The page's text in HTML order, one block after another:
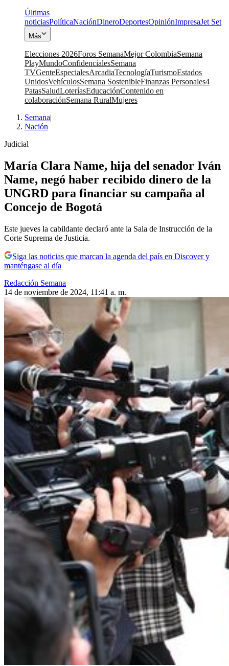
Últimas
noticiasPolíticaNaciónDineroDeportesOpiniónImpresaJet Set
Más
Elecciones 2026Foros SemanaMejor ColombiaSemana
PlayMundoConfidencialesSemana
TVGenteEspecialesArcadiaTecnologíaTurismoEstados
UnidosVehículosSemana SostenibleFinanzas Personales4
PatasSaludLoteríasEducaciónContenido en
colaboraciónSemana RuralMujeres
Semana|
Nación
Judicial
María Clara Name, hija del senador Iván
Name, negó haber recibido dinero de la
UNGRD para financiar su campaña al
Concejo de Bogotá
Este jueves la cabildante declaró ante la Sala de Instrucción de la
Corte Suprema de Justicia.
Siga las noticias que marcan la agenda del país en Discover y
manténgase al día
Redacción Semana
14 de noviembre de 2024, 11:41 a. m.